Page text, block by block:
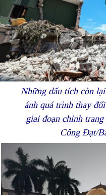
Những dấu tích còn
ánh quá trình thay
giai đoạn chỉnh
Công Đạt/